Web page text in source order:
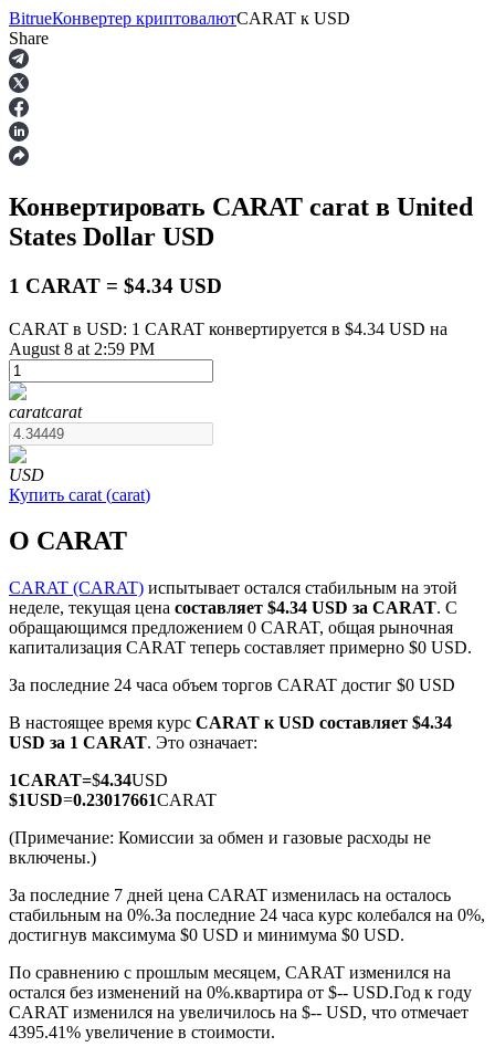
Фьючерсы
USDT-фьючерсы
обеспечения
Фьючерсы на COIN-M
TradFi
Деривативы на акции, форекс, драгоценные металлы и
сырьевые товары
USDC фьючерсы
BitrueКонвертер криптовалютCARAT к USD
Share
Конвертировать CARAT carat в United
States Dollar USD
1 CARAT = $4.34 USD
CARAT в USD: 1 CARAT конвертируется в $4.34 USD на
August 8 at 2:59 PM
caratcarat
USD
Купить carat (carat)
О CARAT
CARAT (CARAT) испытывает остался стабильным на этой
неделе, текущая цена составляет $4.34 USD за CARAT. С
обращающимся предложением 0 CARAT, общая рыночная
капитализация CARAT теперь составляет примерно $0 USD.
За последние 24 часа объем торгов CARAT достиг $0 USD
В настоящее время курс CARAT к USD составляет $4.34
USD за 1 CARAT. Это означает:
1CARAT=$4.34USD
$1USD=0.23017661CARAT
(Примечание: Комиссии за обмен и газовые расходы не
включены.)
За последние 7 дней цена CARAT изменилась на осталось
стабильным на 0%.За последние 24 часа курс колебался на 0%,
достигнув максимума $0 USD и минимума $0 USD.
По сравнению с прошлым месяцем, CARAT изменился на
остался без изменений на 0%.квартира от $-- USD.Год к году
CARAT изменился на увеличилось на $-- USD, что отмечает
4395.41% увеличение в стоимости.